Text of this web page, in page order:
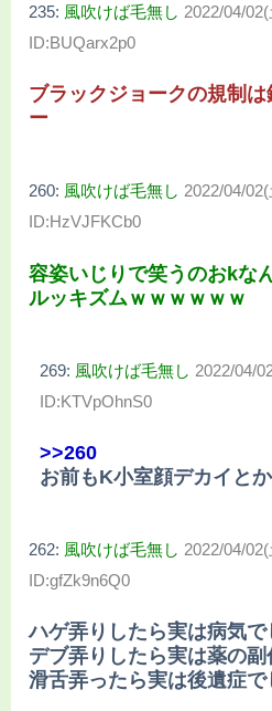
235: 風吹けば毛無し 2022/04/
ID:BUQarx2p0
ブラックジョークの規制
ー
260: 風吹けば毛無し 2022/04/
ID:HzVJFKCb0
容姿いじりで笑うのおkな
ルッキズムｗｗｗｗｗｗ
269: 風吹けば毛無し 2022/04/
ID:KTVpOhnS0
>>260
お前もK小室顔デカイと
262: 風吹けば毛無し 2022/04/
ID:gfZk9n6Q0
ハゲ弄りしたら実は病気で
デブ弄りしたら実は薬の副
滑舌弄ったら実は後遺症で